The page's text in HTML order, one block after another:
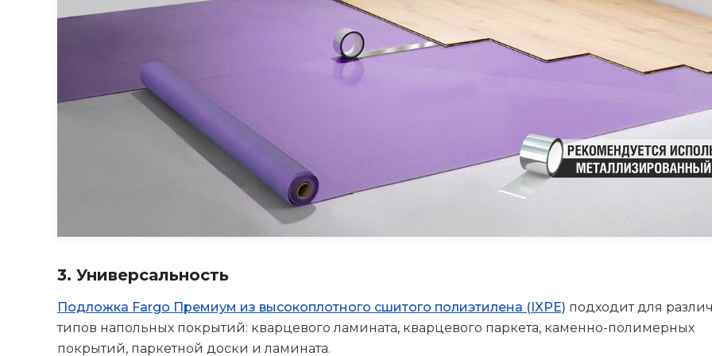
3. Универсальность
Подложка Fargo Премиум из высокоплотного сшитого полиэтилена (IXPE) подходит для
типов напольных покрытий: кварцевого ламината, кварцевого паркета, каменно-полимерных
покрытий, паркетной доски и ламината.